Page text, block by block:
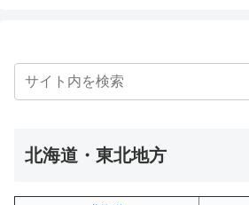
北海道・東北地方